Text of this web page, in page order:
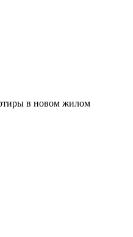
в новом жилом